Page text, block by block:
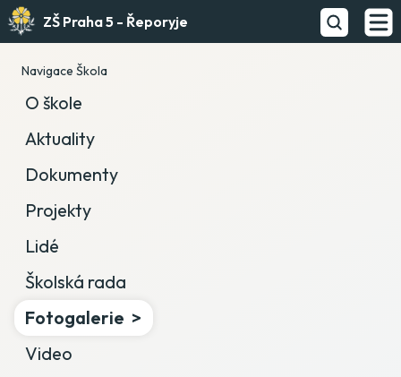
ZŠ Praha 5 - Řeporyje
Navigace Škola
O škole
Aktuality
Dokumenty
Projekty
Lidé
Školská rada
Fotogalerie
Video